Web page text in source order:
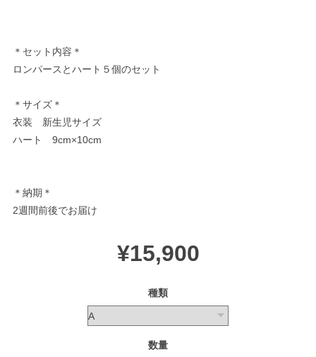
＊セット内容＊
ロンパースとハート５個のセット
＊サイズ＊
衣装 新生児サイズ
ハート 9cm×10cm
＊納期＊
2週間前後でお届け
¥15,900
種類
数量